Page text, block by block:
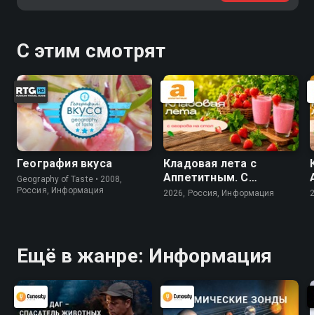
С этим смотрят
География вкуса
Geography of Taste • 2008,
Россия, Информация
Кладовая лета с
Аппетитным. С
огорода - на стол
2026, Россия, Информация
Ещё в жанре: Информация